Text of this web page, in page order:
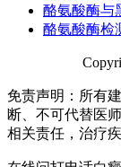
酪氨酸酶与
酪氨酸酶检
免责声明：所有
断、不可代替医
相关责任，治疗